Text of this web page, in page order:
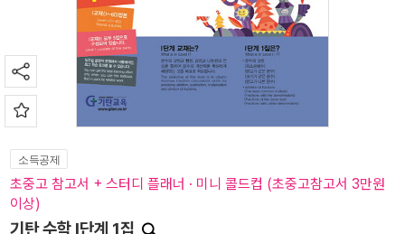
소득공제
초중고 참고서 + 스터디 플래너 · 미니 콜드컵 (초중고참고서 3만원
이상)
기탄 수학 I단계 1집